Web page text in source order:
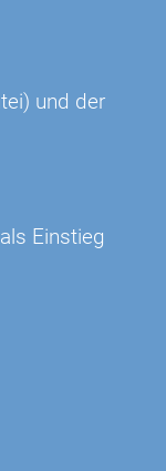
und der
Einstieg